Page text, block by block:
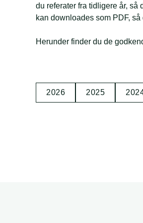
du referater fra tidligere år,
kan downloades som PDF,
Herunder finder du de
2026 2025